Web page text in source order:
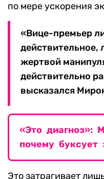
по мере ускорения
«Вице-премьер
действительное,
жертвой
действительно
высказался
«Это диагноз»:
почему буксует
Это затрагивает